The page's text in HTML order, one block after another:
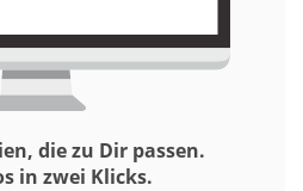
die zu Dir passen.
in zwei Klicks.